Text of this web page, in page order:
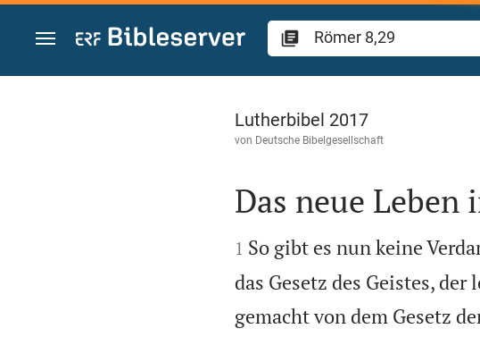
Zum Inhalt springen
Römer 8
Lutherbibel 2017
von Deutsche Bibelgesellschaft

Das neue Leben

1 So gibt es nun keine
das Gesetz des Geistes,
gemacht von dem Gesetz